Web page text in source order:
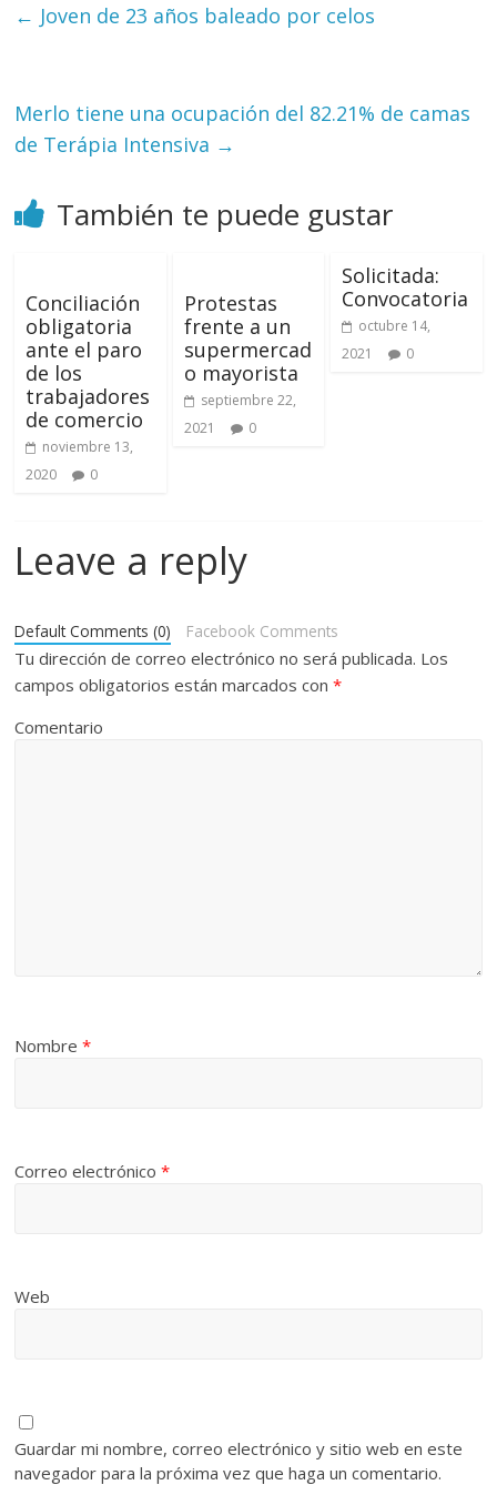
← Joven de 23 años baleado por celos
Merlo tiene una ocupación del 82.21% de camas
de Terápia Intensiva →
También te puede gustar
Conciliación
obligatoria
ante el paro
de los
trabajadores
de comercio
noviembre 13,
2020
0
Protestas
frente a un
supermercad
o mayorista
septiembre 22,
2021
0
Solicitada:
Convocatoria
octubre 14,
2021
0
Leave a reply
Default Comments (0) Facebook Comments
Tu dirección de correo electrónico no será publicada. Los
campos obligatorios están marcados con*
Comentario
Nombre*
Correo electrónico*
Web
Guardar mi nombre, correo electrónico y sitio web en este
navegador para la próxima vez que haga un comentario.